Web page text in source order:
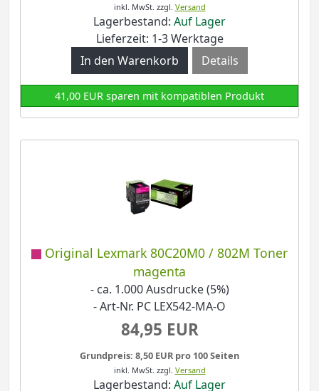
inkl. MwSt. zzgl. Versand
Lagerbestand: Auf Lager
Lieferzeit: 1-3 Werktage
Details
41,00 EUR sparen mit kompatiblen Produkt
Original Lexmark 80C20M0 / 802M Toner
magenta
- ca. 1.000 Ausdrucke (5%)
- Art-Nr. PC LEX542-MA-O
84,95 EUR
Grundpreis: 8,50 EUR pro 100 Seiten
inkl. MwSt. zzgl. Versand
Lagerbestand: Auf Lager